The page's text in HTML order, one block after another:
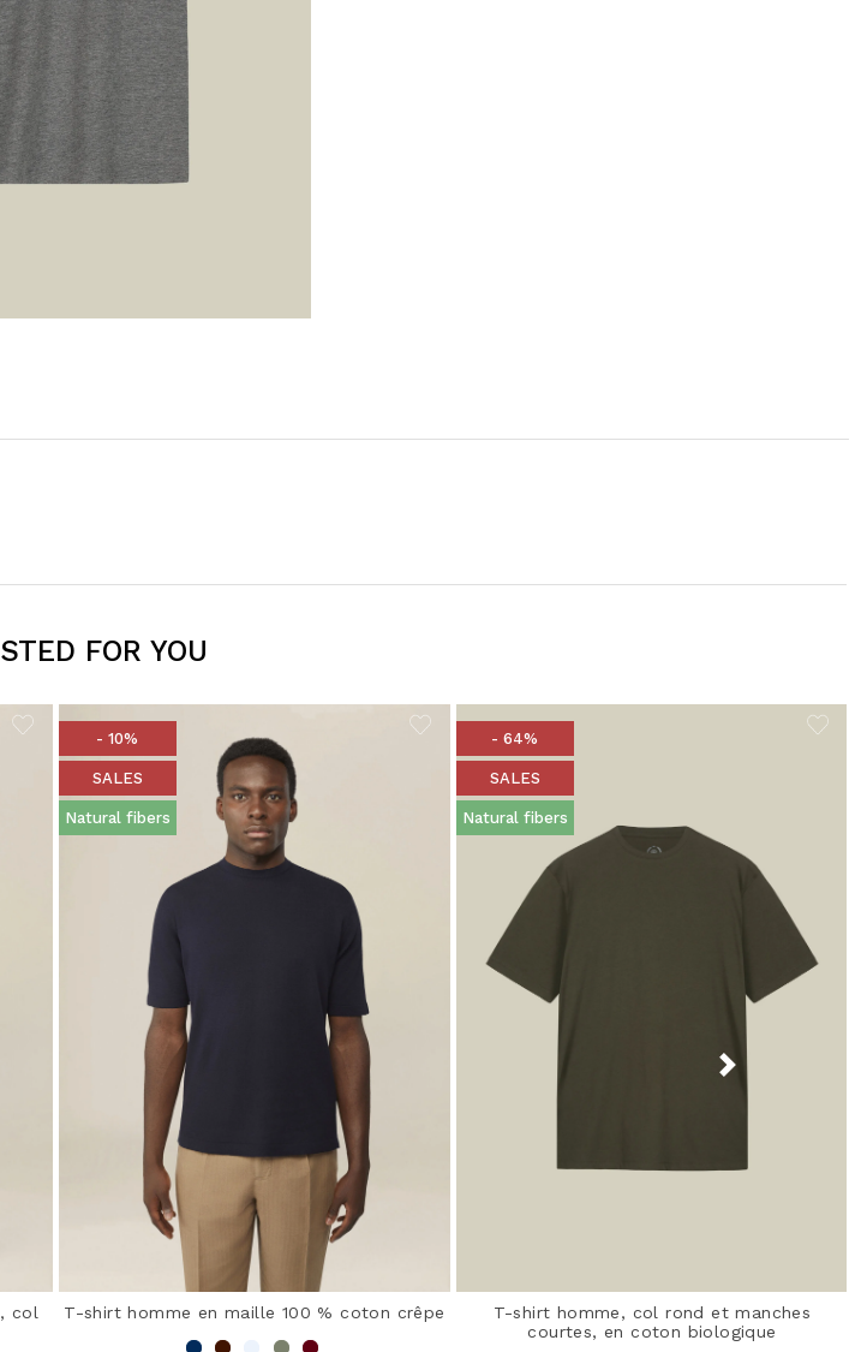
FOR YOU
col
- 10%
SALES
Natural fibers
T-shirt homme en maille 100 % coton crêpe
- 64%
SALES
Natural fibers
T-shirt homme, col rond et manches
courtes, en coton biologique